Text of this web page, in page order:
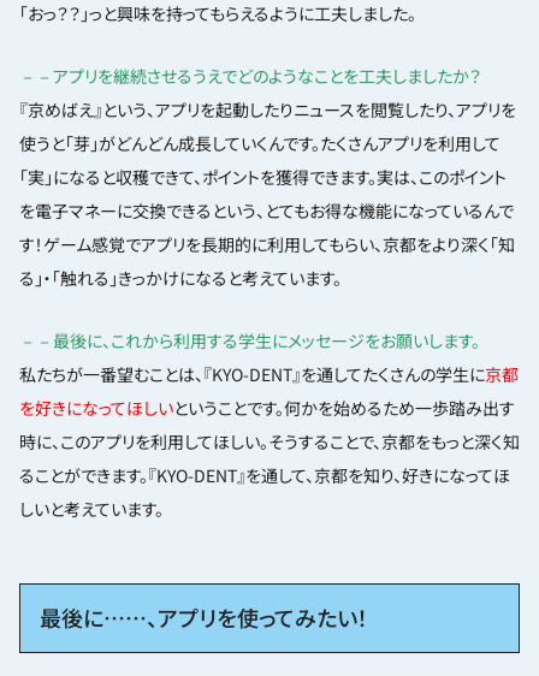
「おっ？？」っと興味を持ってもらえるように工夫しました。
－－アプリを継続させるうえでどのようなことを工夫しましたか？
『京めばえ』という、アプリを起動したりニュースを閲覧したり、アプリを
使うと「芽」がどんどん成長していくんです。たくさんアプリを利用して
「実」になると収穫できて、ポイントを獲得できます。実は、このポイント
を電子マネーに交換できるという、とてもお得な機能になっているんで
す！ゲーム感覚でアプリを長期的に利用してもらい、京都をより深く「知
る」・「触れる」きっかけになると考えています。
－－最後に、これから利用する学生にメッセージをお願いします。
私たちが一番望むことは、『KYO-DENT』を通してたくさんの学生に京都
を好きになってほしいということです。何かを始めるため一歩踏み出す
時に、このアプリを利用してほしい。そうすることで、京都をもっと深く知
ることができます。『KYO-DENT』を通して、京都を知り、好きになってほ
しいと考えています。
最後に……、アプリを使ってみたい！